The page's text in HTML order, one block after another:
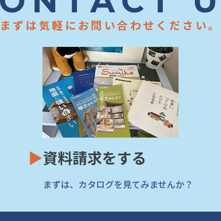
まずは気軽にお問い合わせください。
▶資料請求をする
まずは、カタログを見てみませんか？